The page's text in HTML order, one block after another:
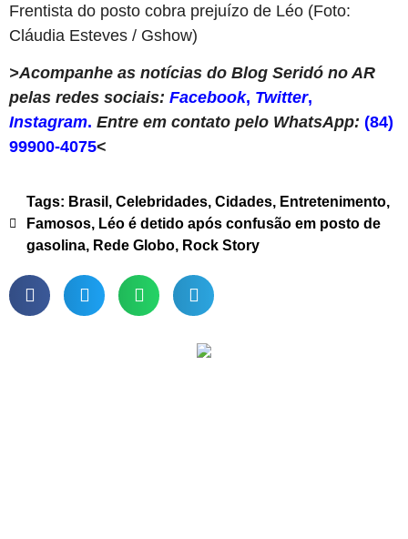
Frentista do posto cobra prejuízo de Léo (Foto:
Cláudia Esteves / Gshow)
>Acompanhe as notícias do Blog Seridó no AR
pelas redes sociais: Facebook, Twitter,
Instagram. Entre em contato pelo WhatsApp: (84)
99900-4075<
Tags: Brasil , Celebridades, Cidades, Entretenimento,
Famosos, Léo é detido após confusão em posto de
gasolina, Rede Globo, Rock Story